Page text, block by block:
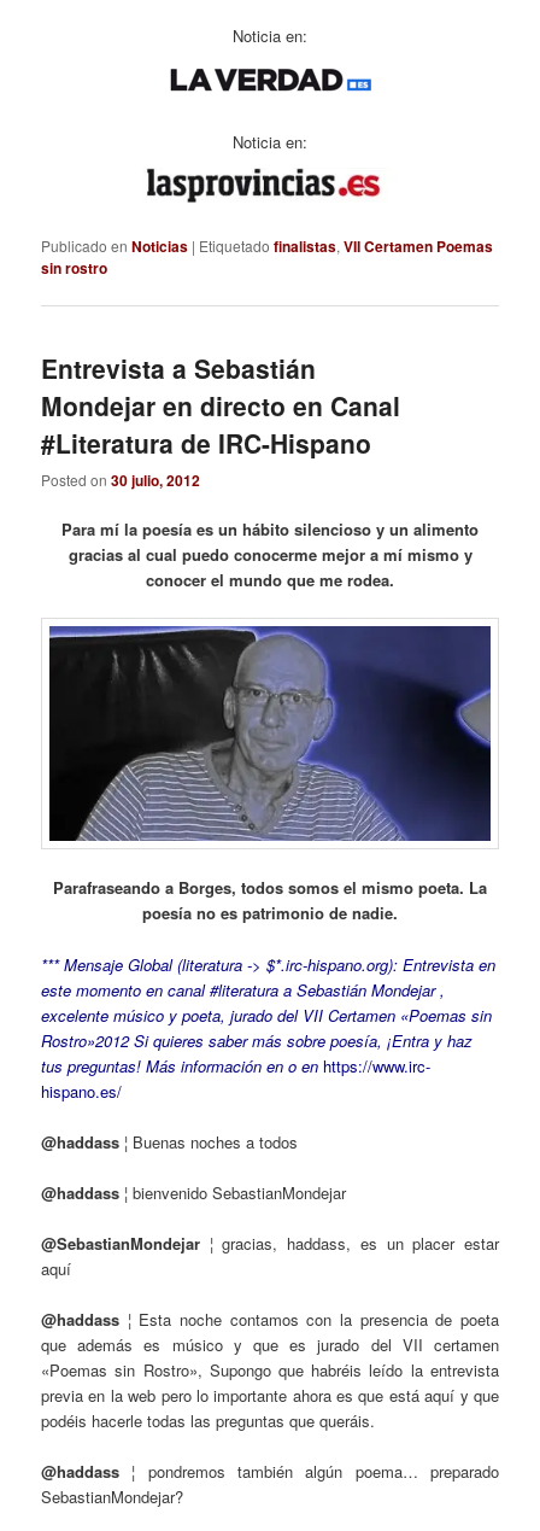
Noticia en:
Noticia en:
Publicado en Noticias | Etiquetado finalistas,VII Certamen Poemas
sin rostro
Entrevista a Sebastián
Mondejar en directo en Canal
#Literatura de IRC-Hispano
Posted on30 julio, 2012
Para mí la poesía es un hábito silencioso y un alimento
gracias al cual puedo conocerme mejor a mí mismo y
conocer el mundo que me rodea.
Parafraseando a Borges, todos somos el mismo poeta. La
poesía no es patrimonio de nadie.
*** Mensaje Global (literatura -> $*.irc-hispano.org): Entrevista en
este momento en canal #literatura a Sebastián Mondejar ,
excelente músico y poeta, jurado del VII Certamen «Poemas sin
Rostro»2012 Si quieres saber más sobre poesía, ¡Entra y haz
tus preguntas! Más información en o en https://www.irc-
hispano.es/
@haddass ¦ Buenas noches a todos
@haddass ¦ bienvenido SebastianMondejar
@SebastianMondejar ¦ gracias, haddass, es un placer estar
aquí
@haddass ¦ Esta noche contamos con la presencia de poeta
que además es músico y que es jurado del VII certamen
«Poemas sin Rostro», Supongo que habréis leído la entrevista
previa en la web pero lo importante ahora es que está aquí y que
podéis hacerle todas las preguntas que queráis.
@haddass ¦ pondremos también algún poema… preparado
SebastianMondejar?